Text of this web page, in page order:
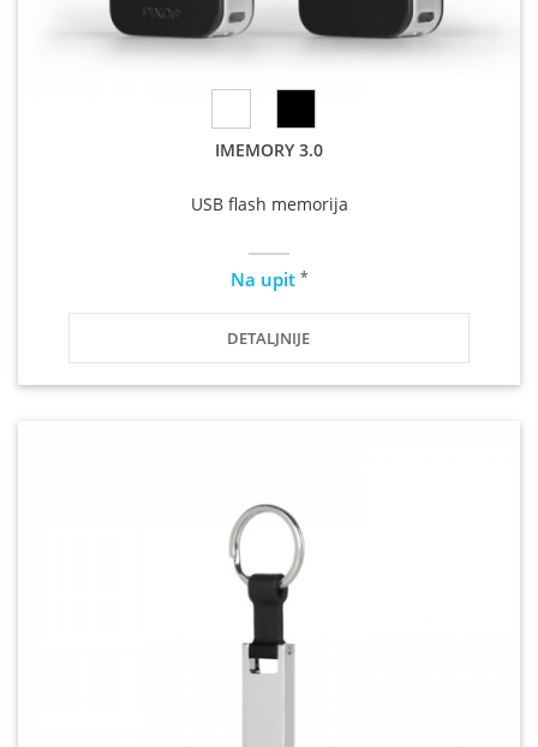
IMEMORY 3.0
USB flash memorija
Na upit *
DETALJNIJE